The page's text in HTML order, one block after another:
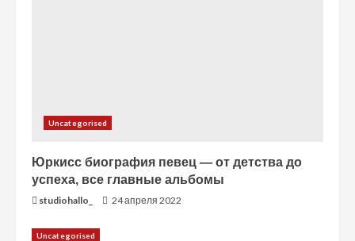
Uncategorised
Юркисс биография певец — от детства до
успеха, все главные альбомы
studiohallo_ 24 апреля 2022
Uncategorised